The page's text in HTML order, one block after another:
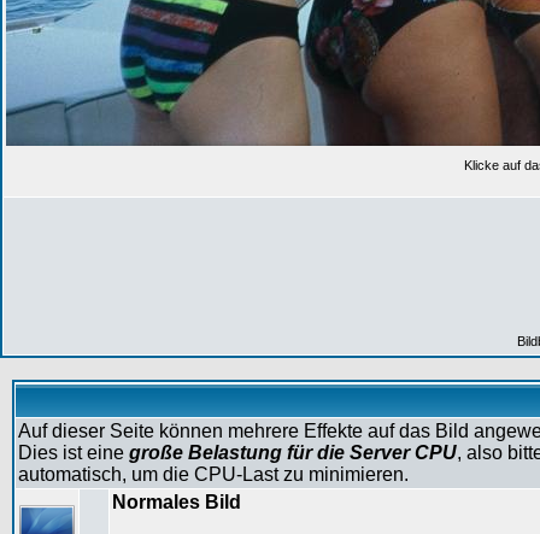
Klicke auf
Auf dieser Seite können mehrere Effekte auf das Bild
Dies ist eine große Belastung für die Server CPU, also
automatisch, um die CPU-Last zu minimieren.
Normales Bild